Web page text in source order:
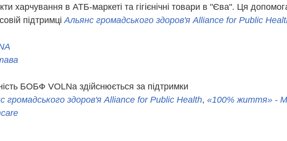
харчування в АТБ-маркеті та гігієнічні товари в "Єва". Ця
підтримці Альянс громадського здоров'я Alliance for Public
БОБФ VOLNa здійснюється за підтримки
громадського здоров'я Alliance for Public Health, «100% життя» -